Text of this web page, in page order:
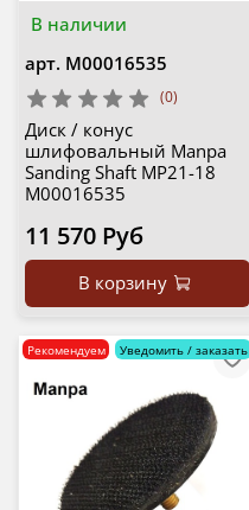
В наличии
арт. М00016535
(0)
Диск / конус
шлифовальный Manpa
Sanding Shaft MP21-18
М00016535
11 570 Руб
В корзину
Рекомендуем Уведомить / заказать